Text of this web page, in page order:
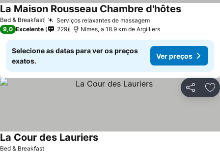
Bed & Breakfast Serviços relaxantes de massagem
La Maison Rousseau Chambre d'hôtes
9,0 Excelente 229 Nîmes, a 18.9 km de Argilliers
Selecione as datas para ver os preços
exatos.
Ver preços
Partilhar
Bed & Breakfast
La Cour des Lauriers